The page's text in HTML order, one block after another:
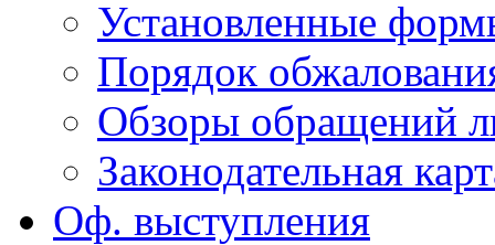
Установленные
Порядок
Обзоры обращений
Законодательная
Оф. выступления